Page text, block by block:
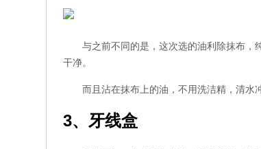
与之前不同的是，这次选的油利除抹布，
干净。
而且沾在抹布上的油，不用洗洁精，清水
3、牙线盒